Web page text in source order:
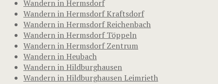
Wandern in Hermsdorf
Wandern in Hermsdorf Kraftsdorf
Wandern in Hermsdorf Reichenbach
Wandern in Hermsdorf Töppeln
Wandern in Hermsdorf Zentrum
Wandern in Heubach
Wandern in Hildburghausen
Wandern in Hildburghausen Leimrieth